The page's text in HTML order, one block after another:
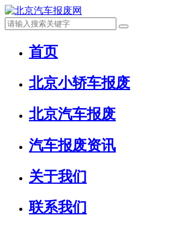
首页
北京小轿车报废
北京汽车报废
汽车报废资讯
关于我们
联系我们